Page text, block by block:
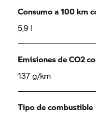
Consumo a 100 km
5,9 l
Emisiones de CO2
137 g/km
Tipo de combustible